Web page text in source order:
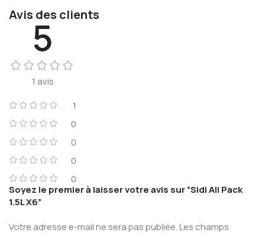
Avis des clients
5
1 avis
1
0
0
0
0
Soyez le premier à laisser votre avis sur “Sidi Ali Pack
1.5L X6”
Votre adresse e-mail ne sera pas publiée.Les champs